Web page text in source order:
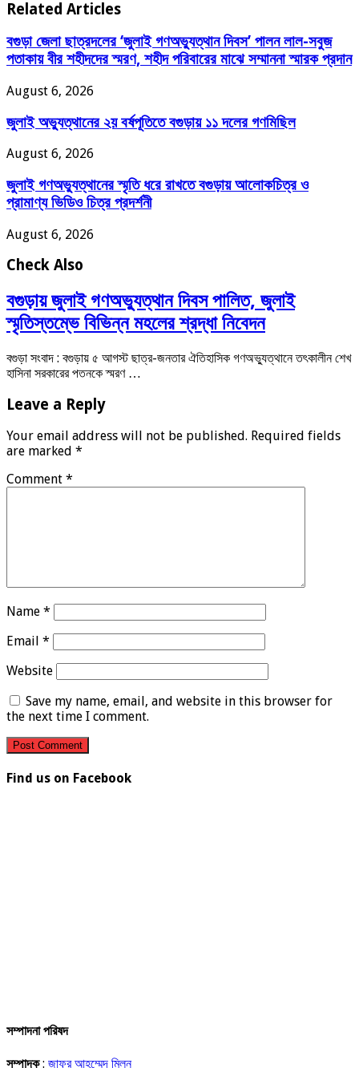
Related Articles
বগুড়া জেলা ছাত্রদলের ‘জুলাই গণঅভ্যুত্থান দিবস’ পালন লাল-সবুজ
পতাকায় বীর শহীদদের স্মরণ, শহীদ পরিবারের মাঝে সম্মাননা স্মারক প্রদান
August 6, 2026
জুলাই অভ্যুত্থানের ২য় বর্ষপূতিতে বগুড়ায় ১১ দলের গণমিছিল
August 6, 2026
জুলাই গণঅভ্যুত্থানের স্মৃতি ধরে রাখতে বগুড়ায় আলোকচিত্র ও
প্রামাণ্য ভিডিও চিত্র প্রদর্শনী
August 6, 2026
Check Also
বগুড়ায় জুলাই গণঅভ্যুত্থান দিবস পালিত, জুলাই
স্মৃতিস্তম্ভে বিভিন্ন মহলের শ্রদ্ধা নিবেদন
বগুড়া সংবাদ : বগুড়ায় ৫ আগস্ট ছাত্র-জনতার ঐতিহাসিক গণঅভ্যুত্থানে তৎকালীন শেখ
হাসিনা সরকারের পতনকে স্মরণ …
Leave a Reply
Your email address will not be published. Required fields
are marked *
Comment *
Name *
Email *
Website
Save my name, email, and website in this browser for
the next time I comment.
Find us on Facebook
সম্পাদনা পরিষদ
সম্পাদক: জাফর আহম্মেদ মিলন